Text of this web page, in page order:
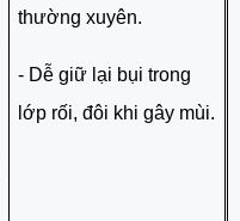
thường xuyên.
- Dễ giữ lại bụi trong
lớp rối, đôi khi gây mùi.